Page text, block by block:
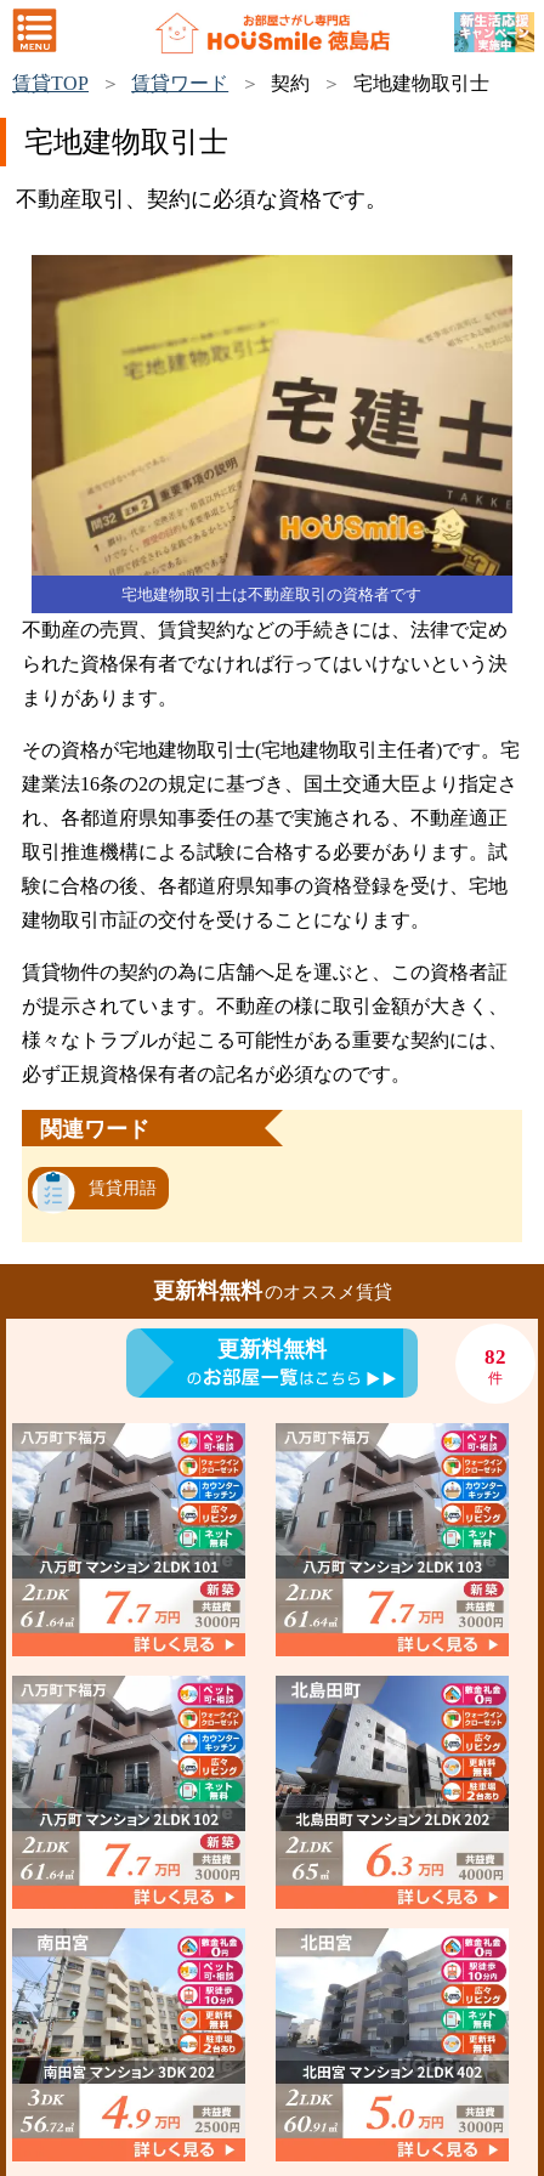
賃貸TOP 賃貸ワード 契約 宅地建物取引士
宅地建物取引士
不動産取引、契約に必須な資格です。
宅地建物取引士は不動産取引の資格者です
不動産の売買、賃貸契約などの手続きには、法律で定め
られた資格保有者でなければ行ってはいけないという決
まりがあります。
その資格が宅地建物取引士(宅地建物取引主任者)です。宅
建業法16条の2の規定に基づき、国土交通大臣より指定さ
れ、各都道府県知事委任の基で実施される、不動産適正
取引推進機構による試験に合格する必要があります。試
験に合格の後、各都道府県知事の資格登録を受け、宅地
建物取引市証の交付を受けることになります。
賃貸物件の契約の為に店舗へ足を運ぶと、この資格者証
が提示されています。不動産の様に取引金額が大きく、
様々なトラブルが起こる可能性がある重要な契約には、
必ず正規資格保有者の記名が必須なのです。
関連ワード
賃貸用語
更新料無料のオススメ賃貸
更新料無料 82
件